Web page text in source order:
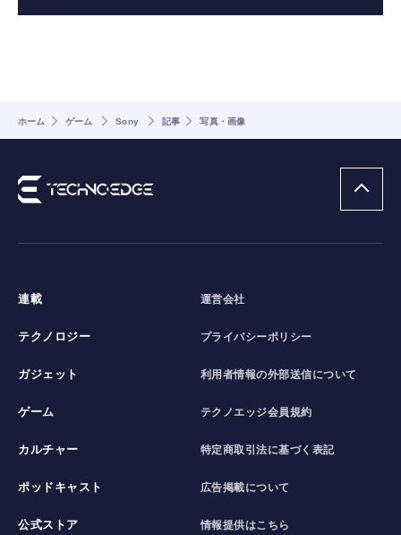
ホーム ゲーム Sony 記事 写真・画像
連載
テクノロジー
ガジェット
ゲーム
カルチャー
ポッドキャスト
公式ストア
運営会社
プライバシーポリシー
利用者情報の外部送信について
テクノエッジ会員規約
特定商取引法に基づく表記
広告掲載について
情報提供はこちら